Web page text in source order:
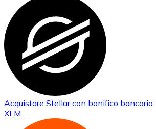
Acquistare Stellarcon bonifico bancario
XLM